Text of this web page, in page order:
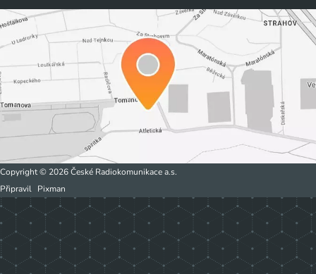
Copyright © 2026 České Radiokomunikace a.s.
Připravil Pixman